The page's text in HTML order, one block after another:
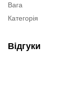
Вага
Категорія
Відгуки